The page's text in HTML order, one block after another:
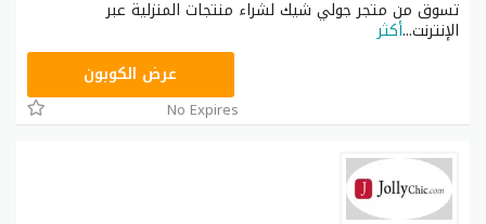
تسوق من متجر جولي شيك لشراء منتجات المنزلية عبر
الإنترنت...أكثر
عرض الكوبون
No Expires